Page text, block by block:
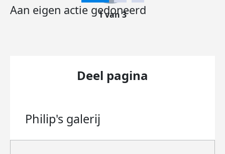
Aan eigen actie gedoneerd
1 van 3
Deel pagina
Philip's galerij